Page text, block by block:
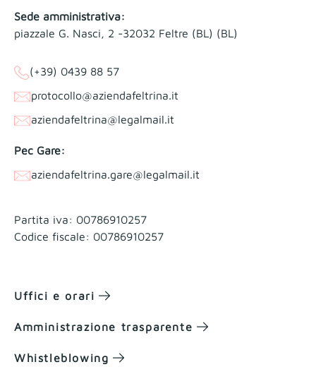
Sede amministrativa:
piazzale G. Nasci, 2 -32032 Feltre (BL) (BL)
(+39) 0439 88 57
protocollo@aziendafeltrina.it
aziendafeltrina@legalmail.it
Pec Gare:
aziendafeltrina.gare@legalmail.it
Partita iva: 00786910257
Codice fiscale: 00786910257
Uffici e orari
Amministrazione trasparente
Whistleblowing